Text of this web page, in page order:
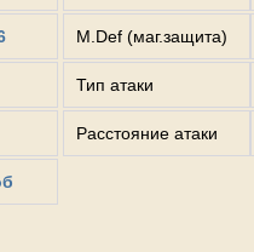
M.Def (маг.защита)
Тип атаки
Расстояние атаки